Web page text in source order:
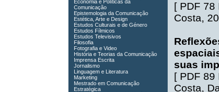
Economia e Políticas da
Comunicação
Epistemologia da Comunicação
Estética, Arte e Design
Estudos Culturais e de Género
Estudos Fílmicos
Estudos Televisivos
Filosofia
Fotografia e Video
História e Teorias da Comunicação
Imprensa Escrita
Jornalismo
Linguagem e Literatura
Marketing
Mestrado em Comunicação
Estratégica
[ PDF 78
Costa,
suas
[ PDF 89
Costa,